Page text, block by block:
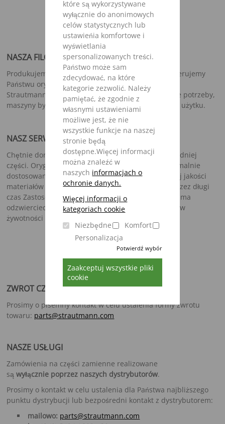
które są wykorzystywane
wyłącznie do anonimowych
celów statystycznych lub
ustawieńia komfortowe i
wyświetlania
spersonalizowanych treści.
Państwo może sam
zdecydować, na które
kategorie zezwolić. Należy
pamiętać, że zgodnie z
własnymi ustawieniami
możliwe jest, że nie
wszystkie funkcje na naszej
stronie będą
dostępne.Więcej informacji
można znaleźć w
naszych informacjach o
ochronie danych.
Więcej informacji o
kategoriach cookie
Niezbędne
Komfort
Personalizacja
Potwierdź wybór
Zaakceptuj wszystkie pliki
cookie
NASZA FILOZOFIA
Produkujemy wysokiej jakości maszyny rolnicze i oferujemy
Państwu oryginalny serwis części zamiennych firmy
Strautmann (
Strautmann Original Parts) aby
w razie potrzeby,
maszyny były jak najszybciej gotowe do ponownego użytku.
NASZ SERWIS
Chętnie doradzimy Państwu w wyszukaniu odpowiedniej
części. Oryginalne części firmy Strautmann są optymalnie
dostosowane do Państwa maszyny, a dzięki wysokiej jakości
materiałów zapewniają niezawodne użytkowanie przez długi
czas Zastosowanie oryginalnych części Strautmann ma
odzwierciedlenie w jakości części, a co za tym idzie w
żywotności maszyny.
ZWROT CZĘŚCI
Prosimy o pisemny kontakt w celu ustalenia formy zwrotu
towaru: parts@strautmann.com
NASZE USŁUGI
Zamówienia na części zamienne realizowane
sąwyłącznie poprzez naszych dystrybutorów.
Prosimy o kontakt w celu ustalenia dla Państwa najbliższego
punktu dystrybucji lub bezpośredni kontakt z dystrybutorem:
mailowo: parts@strautmann.com